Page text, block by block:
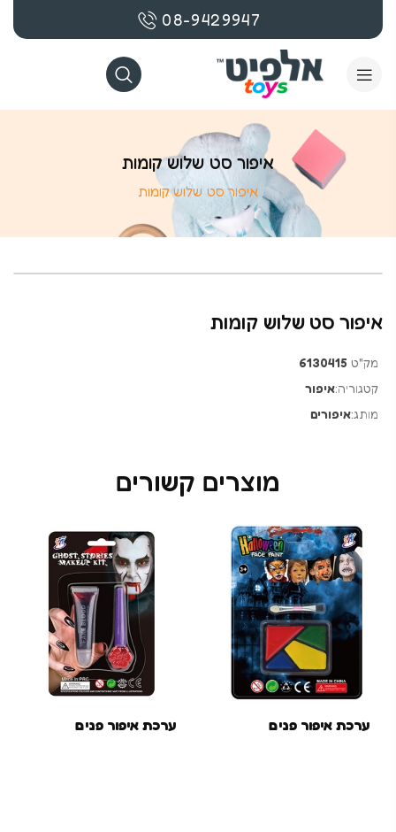
08-9429947
איפור סט שלוש קומות
איפור סט שלוש קומות
איפור סט שלוש קומות
מק"ט 6130415
קטגוריה:איפור
מותג:איפורים
מוצרים קשורים
ערכת איפור פנים ערכת איפור פנים